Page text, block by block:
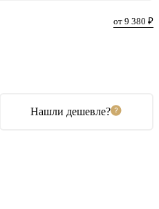
от 9 380 ₽
Нашли дешевле?